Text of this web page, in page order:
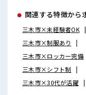
関連する特徴から
三木市×未経験者OK
三木市×制服あり
三木市×ロッカー完備
三木市×シフト制
三木市×30代が活躍